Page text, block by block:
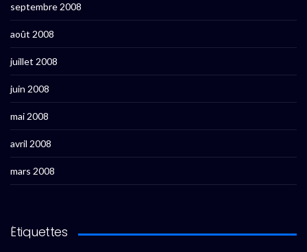
septembre 2008
août 2008
juillet 2008
juin 2008
mai 2008
avril 2008
mars 2008
Étiquettes